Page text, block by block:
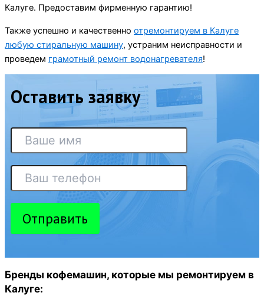
Калуге. Предоставим фирменную гарантию!
Также успешно и качественно отремонтируем в Калуге
любую стиральную машину, устраним неисправности и
проведем грамотный ремонт водонагревателя!
Оставить заявку
Отправить
Бренды кофемашин, которые мы ремонтируем в
Калуге: